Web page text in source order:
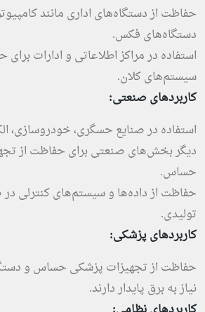
حفاظت از دستگاه‌های اداری مانند
دستگاه‌های فکس.
استفاده در مراکز اطلاعاتی و ادارات برای
سیستم‌های کلان.
کاربردهای صنعتی:
استفاده در صنایع حسگری، خودروسازی،
دیگر بخش‌های صنعتی برای حفاظت از
حساس.
حفاظت از داده‌ها و سیستم‌های کنترلی
تولیدی.
کاربردهای پزشکی:
حفاظت از تجهیزات پزشکی حساس و
نیاز به برق پایدار دارند.